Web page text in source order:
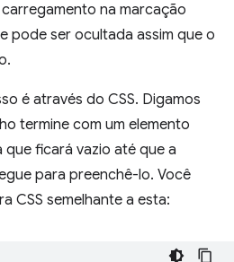
na marcação
pode ser ocultada assim que o
é através do CSS. Digamos
termine com um elemento
que ficará vazio até que a
para preenchê-lo. Você
CSS semelhante a esta: